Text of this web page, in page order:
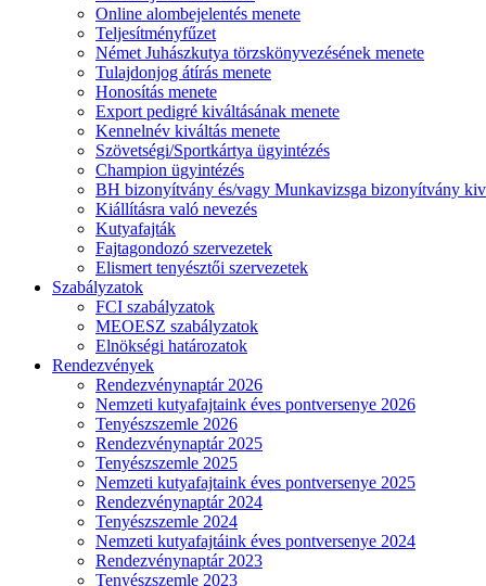
Online alombejelentés menete
Teljesítményfűzet
Német Juhászkutya törzskönyvezésének menete
Tulajdonjog átírás menete
Honosítás menete
Export pedigré kiváltásának menete
Kennelnév kiváltás menete
Szövetségi/Sportkártya ügyintézés
Champion ügyintézés
BH bizonyítvány és/vagy Munkavizsga bizonyítvány
Kiállításra való nevezés
Kutyafajták
Fajtagondozó szervezetek
Elismert tenyésztői szervezetek
Szabályzatok
FCI szabályzatok
MEOESZ szabályzatok
Elnökségi határozatok
Rendezvények
Rendezvénynaptár 2026
Nemzeti kutyafajtaink éves pontversenye 2026
Tenyészszemle 2026
Rendezvénynaptár 2025
Tenyészszemle 2025
Nemzeti kutyafajtaink éves pontversenye 2025
Rendezvénynaptár 2024
Tenyészszemle 2024
Nemzeti kutyafajtáink éves pontversenye 2024
Rendezvénynaptár 2023
Tenyészszemle 2023